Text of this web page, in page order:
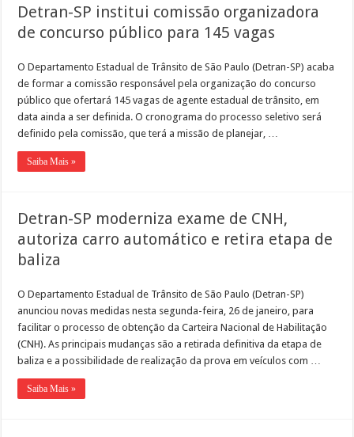
Detran-SP institui comissão organizadora
de concurso público para 145 vagas
O Departamento Estadual de Trânsito de São Paulo (Detran-SP) acaba
de formar a comissão responsável pela organização do concurso
público que ofertará 145 vagas de agente estadual de trânsito, em
data ainda a ser definida. O cronograma do processo seletivo será
definido pela comissão, que terá a missão de planejar, …
Saiba Mais »
Detran-SP moderniza exame de CNH,
autoriza carro automático e retira etapa de
baliza
O Departamento Estadual de Trânsito de São Paulo (Detran-SP)
anunciou novas medidas nesta segunda-feira, 26 de janeiro, para
facilitar o processo de obtenção da Carteira Nacional de Habilitação
(CNH). As principais mudanças são a retirada definitiva da etapa de
baliza e a possibilidade de realização da prova em veículos com …
Saiba Mais »